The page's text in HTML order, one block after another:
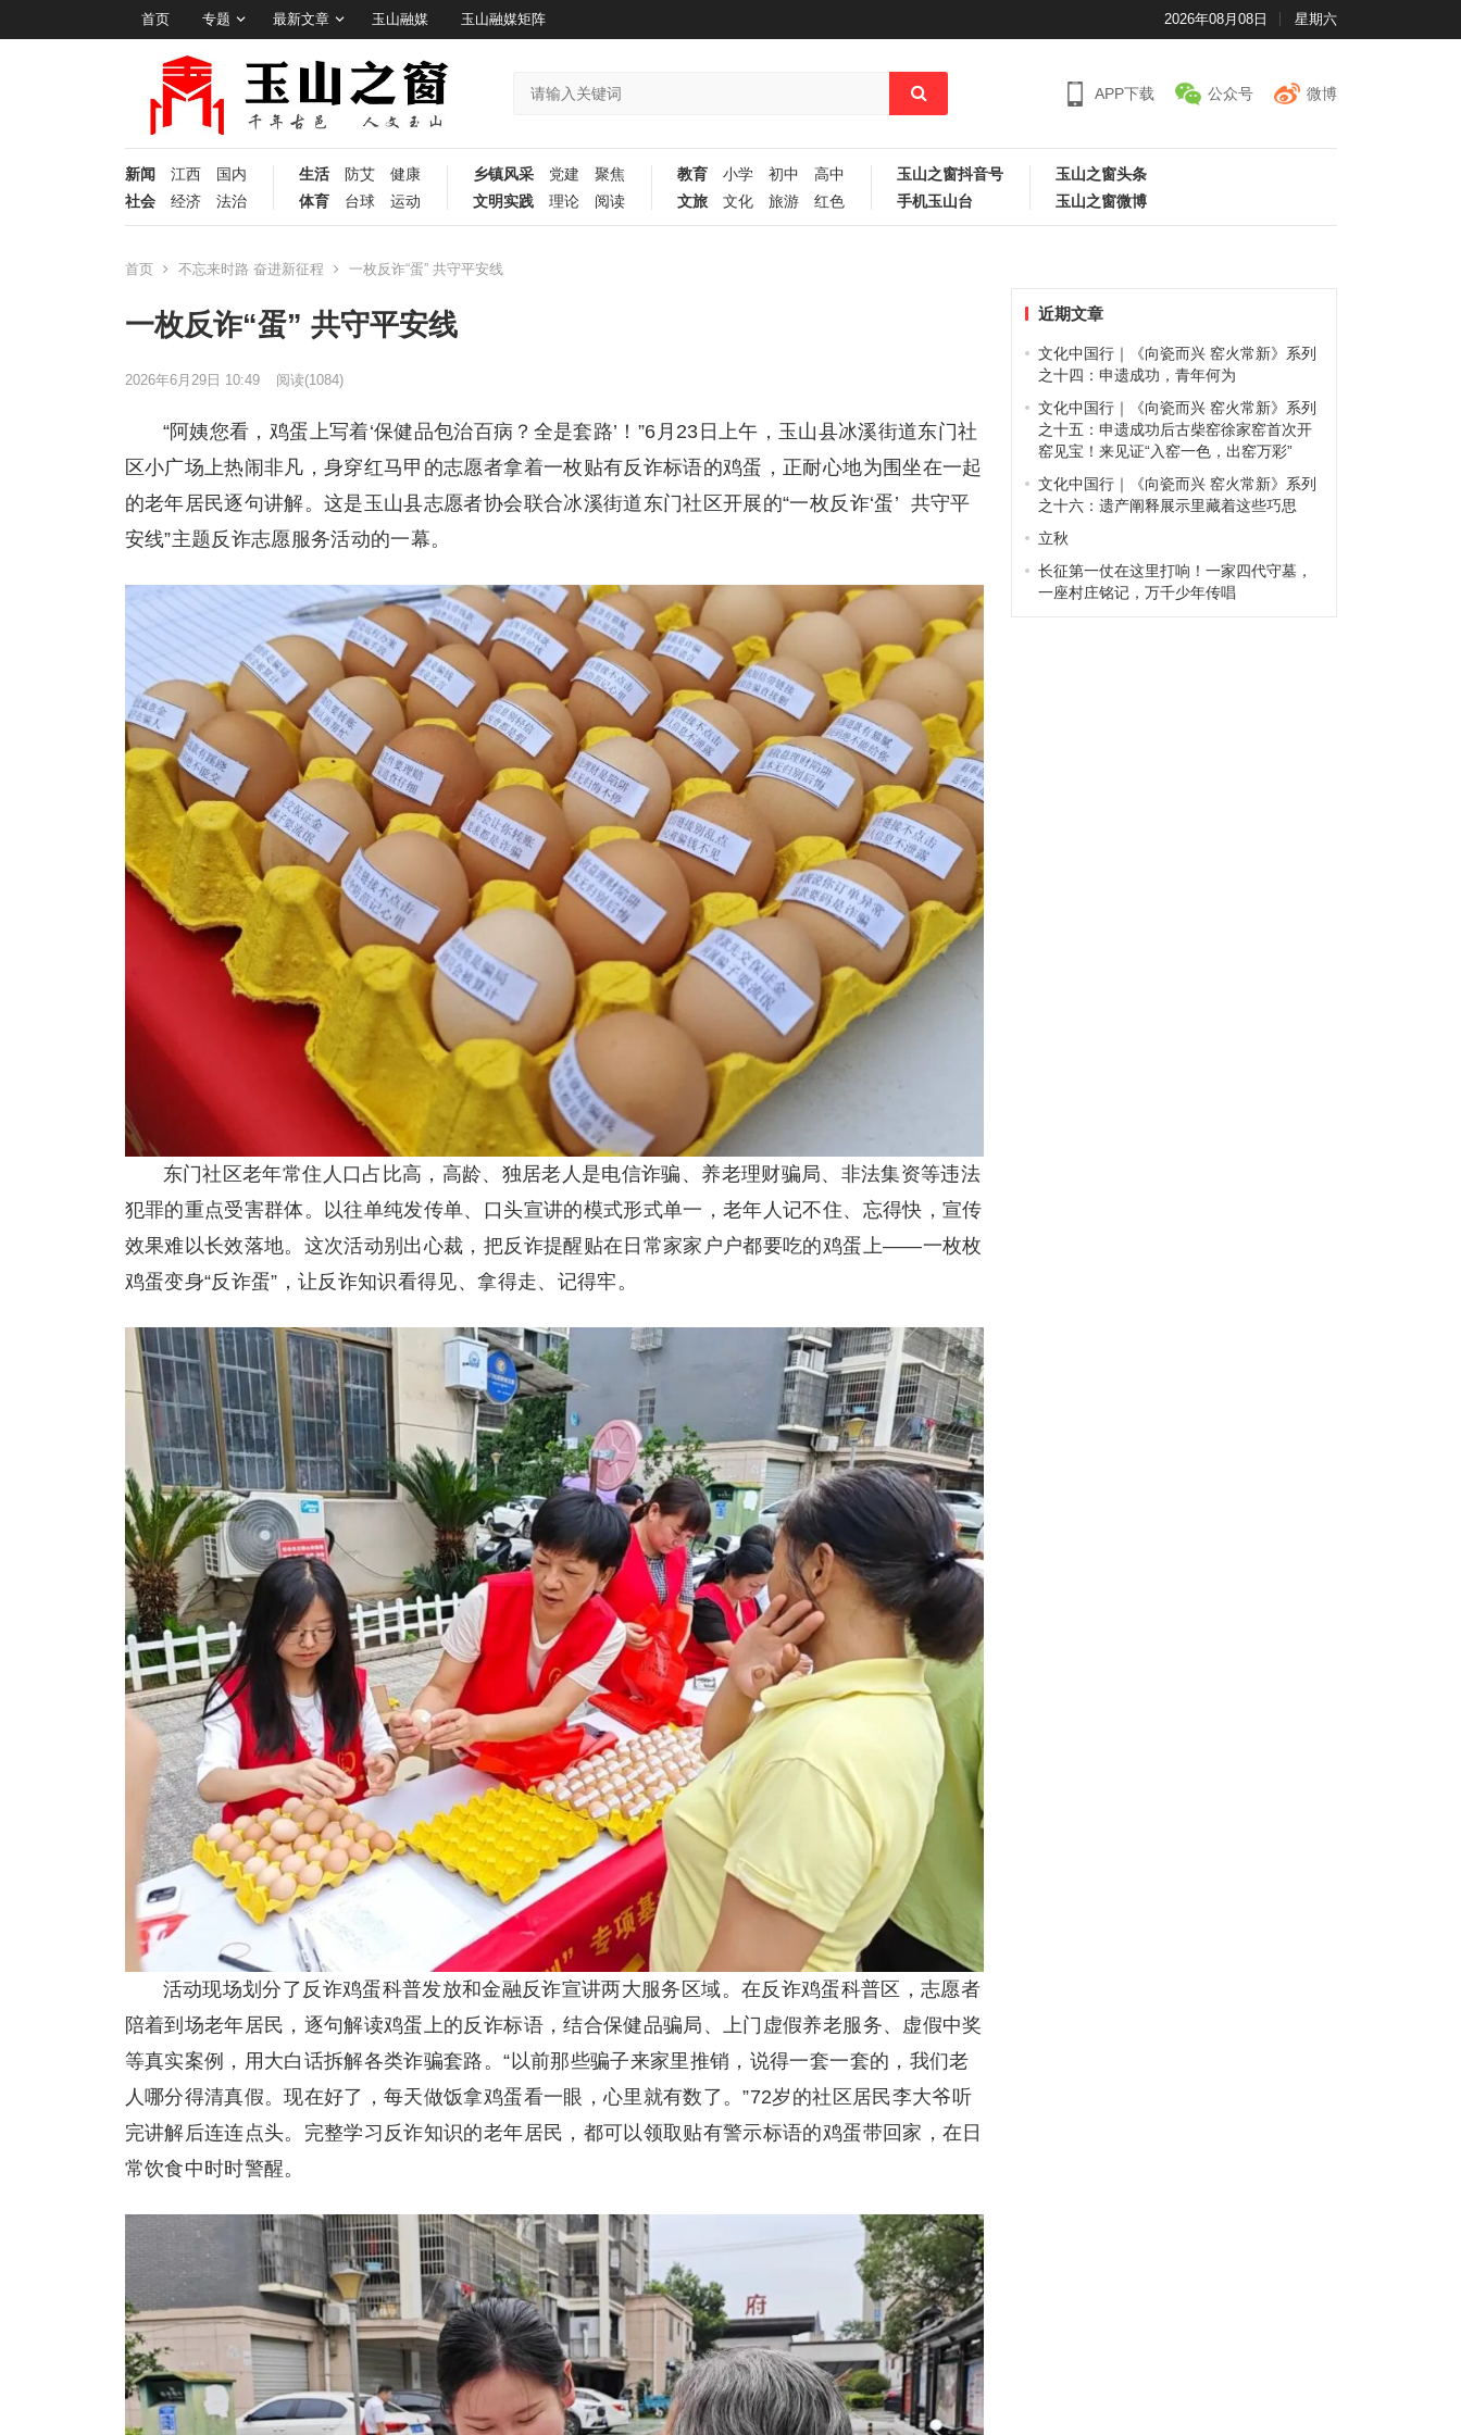
首页 专题 最新文章 玉山融媒 玉山融媒矩阵 2026年08月08日 星期六
APP下载 公众号 微博
新闻 江西
国内
社会
经济 法治
生活 防艾
健康
体育
台球 运动
乡镇风采 党建
聚焦
文明实践
理论 阅读
教育 小学 初中
高中
文旅
文化 旅游 红色
玉山之窗抖音号
手机玉山台
玉山之窗头条
玉山之窗微博
首页 不忘来时路 奋进新征程 一枚反诈“蛋” 共守平安线
一枚反诈“蛋” 共守平安线
2026年6月29日 10:49 阅读(1084)
“阿姨您看，鸡蛋上写着‘保健品包治百病？全是套路’！”6月23日上午，玉山县冰溪街道东门社
区小广场上热闹非凡，身穿红马甲的志愿者拿着一枚贴有反诈标语的鸡蛋，正耐心地为围坐在一起
的老年居民逐句讲解。这是玉山县志愿者协会联合冰溪街道东门社区开展的“一枚反诈‘蛋’ 共守平
安线”主题反诈志愿服务活动的一幕。
东门社区老年常住人口占比高，高龄、独居老人是电信诈骗、养老理财骗局、非法集资等违法
犯罪的重点受害群体。以往单纯发传单、口头宣讲的模式形式单一，老年人记不住、忘得快，宣传
效果难以长效落地。这次活动别出心裁，把反诈提醒贴在日常家家户户都要吃的鸡蛋上——一枚枚
鸡蛋变身“反诈蛋”，让反诈知识看得见、拿得走、记得牢。
活动现场划分了反诈鸡蛋科普发放和金融反诈宣讲两大服务区域。在反诈鸡蛋科普区，志愿者
陪着到场老年居民，逐句解读鸡蛋上的反诈标语，结合保健品骗局、上门虚假养老服务、虚假中奖
等真实案例，用大白话拆解各类诈骗套路。“以前那些骗子来家里推销，说得一套一套的，我们老
人哪分得清真假。现在好了，每天做饭拿鸡蛋看一眼，心里就有数了。”72岁的社区居民李大爷听
完讲解后连连点头。完整学习反诈知识的老年居民，都可以领取贴有警示标语的鸡蛋带回家，在日
常饮食中时时警醒。
近期文章
文化中国行｜《向瓷而兴 窑火常新》系列
之十四：申遗成功，青年何为
文化中国行｜《向瓷而兴 窑火常新》系列
之十五：申遗成功后古柴窑徐家窑首次开
窑见宝！来见证“入窑一色，出窑万彩”
文化中国行｜《向瓷而兴 窑火常新》系列
之十六：遗产阐释展示里藏着这些巧思
立秋
长征第一仗在这里打响！一家四代守墓，
一座村庄铭记，万千少年传唱